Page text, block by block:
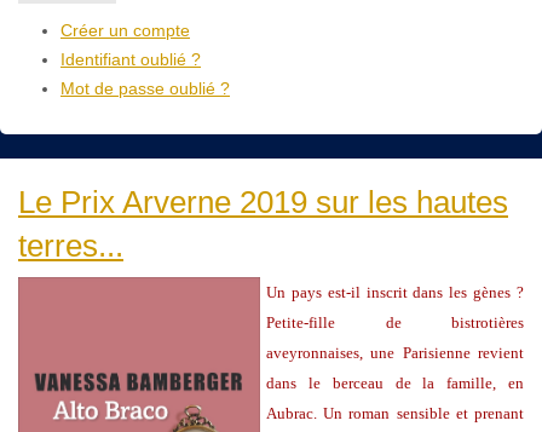
Créer un compte
Identifiant oublié ?
Mot de passe oublié ?
Le Prix Arverne 2019 sur les hautes
terres...
Un pays est-il inscrit dans les gènes ?
Petite-fille de bistrotières
aveyronnaises, une Parisienne revient
dans le berceau de la famille, en
Aubrac. Un roman sensible et prenant